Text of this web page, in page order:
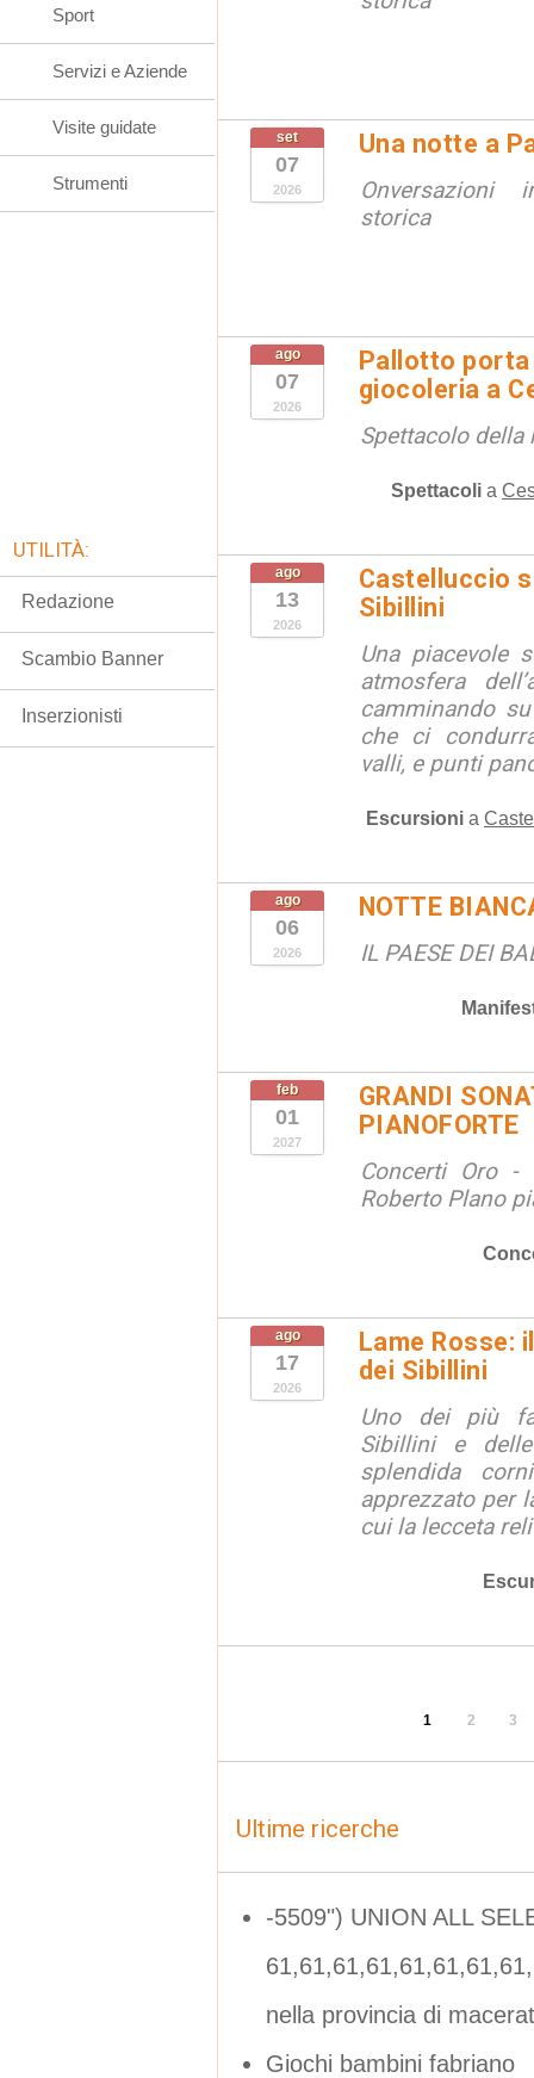
set
07
2026
Una notte a
Onversazioni
storica
ago
07
2026
Pallotto
giocoleria a
Spettacolo della
Spettacoli a
ago
13
2026
Castelluccio
Sibillini
Una piacevole
atmosfera
camminando
che ci
valli, e punti
Escursioni a
ago
06
2026
NOTTE
IL PAESE DEI
feb
01
2027
GRANDI
PIANOFORTE
Concerti Oro -
Roberto Plano
ago
17
2026
Lame Rosse:
dei Sibillini
Uno dei più
Sibillini e
splendida
apprezzato per
cui la lecceta
1 2 3
Ultime ricerche
-5509") UNION ALL
nella provincia di
Giochi bambini fabriano
Sport
Servizi e Aziende
Visite guidate
Strumenti
UTILITÀ:
Redazione
Scambio Banner
Inserzionisti